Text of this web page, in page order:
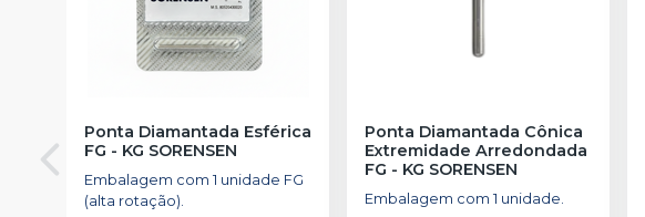
Ponta Diamantada Esférica
FG - KG SORENSEN
Embalagem com 1 unidade FG
(alta rotação).
Ponta Diamantada Cônica
Extremidade Arredondada
FG - KG SORENSEN
Embalagem com 1 unidade.